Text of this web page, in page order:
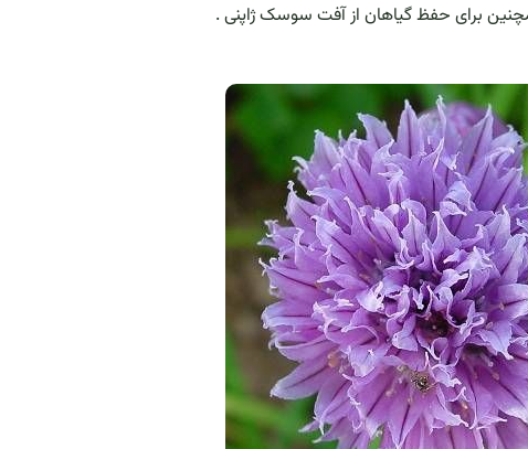
برای حفظ گیاهان از آفت سوسک ژاپنی .